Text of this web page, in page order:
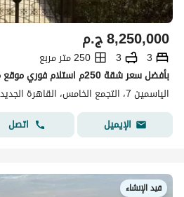
ج.م8,250,000
3
3
250 متر مربع
بأفضل سعر شقة 250م استلام فوري موقع مميزلفترةمحدود
الياسمين 7، التجمع الخامس، القاهرة الجديدة، القاهرة
الإيميل
اتصل
قيد الإنشاء